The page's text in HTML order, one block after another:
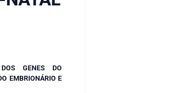
GENES DO
EMBRIONÁRIO E